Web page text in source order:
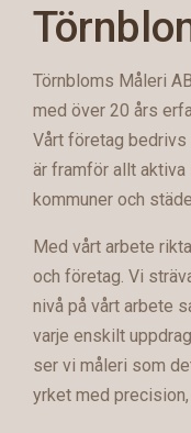
Törnbloms Måleri
med över 20 års
Vårt företag bedrivs
är framför allt aktiva
kommuner och
Med vårt arbete
och företag. Vi
nivå på vårt arbete
varje enskilt
ser vi måleri som
yrket med